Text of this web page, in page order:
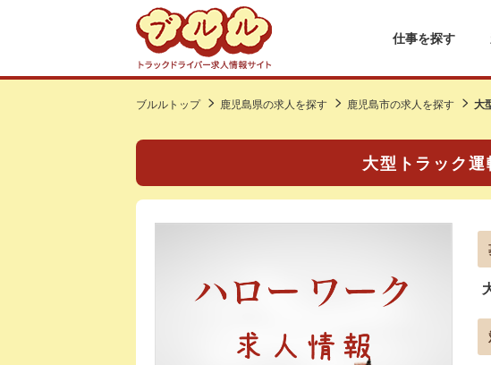
仕事を探す
ブルルトップ 鹿児島県の求人を探す 鹿児島市の求人を探す 大
大型トラック